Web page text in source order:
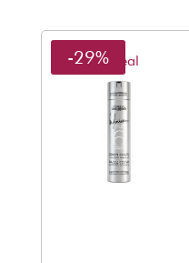
L'oreal
-29%